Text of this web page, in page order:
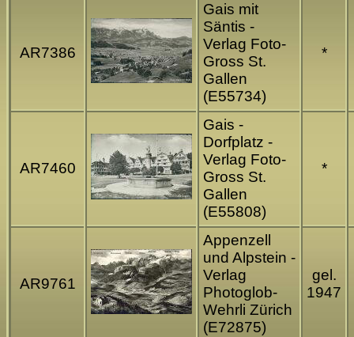
AR7386
Gais mit
Säntis -
Verlag Foto-
Gross St.
Gallen
(E55734)
*
AR7460
Gais -
Dorfplatz -
Verlag Foto-
Gross St.
Gallen
(E55808)
*
AR9761
Appenzell
und Alpstein -
Verlag
Photoglob-
Wehrli Zürich
(E72875)
gel.
1947